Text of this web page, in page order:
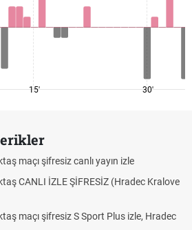
15' 30'
maçı şifresiz canlı yayın izle
CANLI İZLE ŞİFRESİZ (Hradec Kralove
maçı şifresiz S Sport Plus izle, Hradec